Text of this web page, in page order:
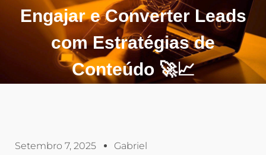
Engajar e Converter Leads
com Estratégias de
Conteúdo 🚀📈
Setembro 7, 2025 Gabriel